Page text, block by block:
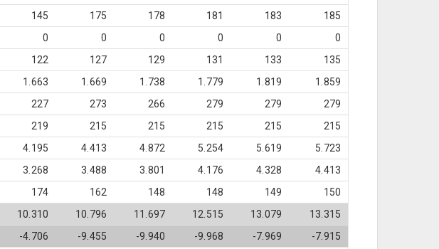
145 175 178 181 183
185
0 0 0 0 0
0
122 127 129 131 133
135
1.663 1.669 1.738 1.779 1.819
1.859
227 273 266 279 279
279
219 215 215 215 215
215
4.195 4.413 4.872 5.254 5.619
5.723
3.268 3.488 3.801 4.176 4.328
4.413
174 162 148 148 149
150
10.310 10.796 11.697 12.515 13.079
13.315
-4.706 -9.455 -9.940 -9.968 -7.969
-7.915